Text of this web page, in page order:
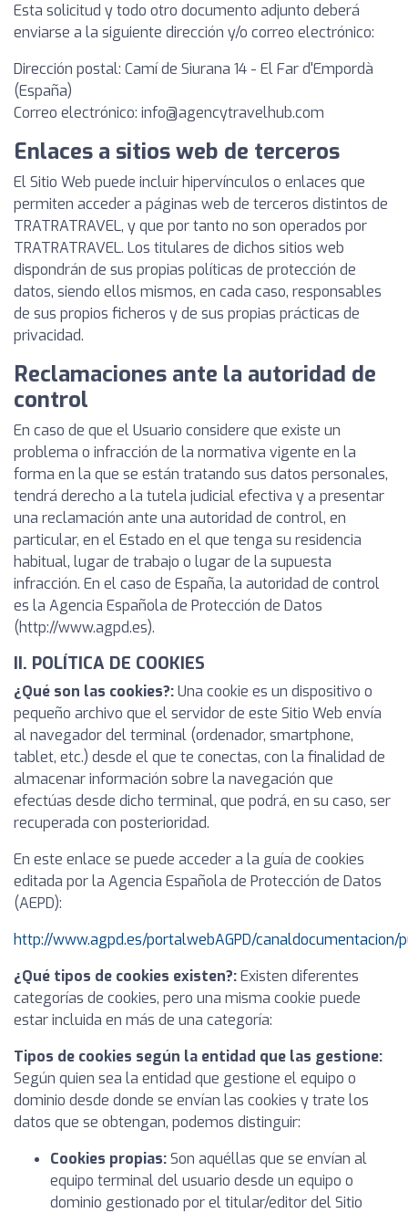
Esta solicitud y todo otro documento adjunto deberá
enviarse a la siguiente dirección y/o correo electrónico:
Dirección postal: Camí de Siurana 14 - El Far d'Empordà
(España)
Correo electrónico: info@agencytravelhub.com
Enlaces a sitios web de terceros
El Sitio Web puede incluir hipervínculos o enlaces que
permiten acceder a páginas web de terceros distintos de
TRATRATRAVEL, y que por tanto no son operados por
TRATRATRAVEL. Los titulares de dichos sitios web
dispondrán de sus propias políticas de protección de
datos, siendo ellos mismos, en cada caso, responsables
de sus propios ficheros y de sus propias prácticas de
privacidad.
Reclamaciones ante la autoridad de
control
En caso de que el Usuario considere que existe un
problema o infracción de la normativa vigente en la
forma en la que se están tratando sus datos personales,
tendrá derecho a la tutela judicial efectiva y a presentar
una reclamación ante una autoridad de control, en
particular, en el Estado en el que tenga su residencia
habitual, lugar de trabajo o lugar de la supuesta
infracción. En el caso de España, la autoridad de control
es la Agencia Española de Protección de Datos
(http://www.agpd.es).
II. POLÍTICA DE COOKIES
¿Qué son las cookies?:Una cookie es un dispositivo o
pequeño archivo que el servidor de este Sitio Web envía
al navegador del terminal (ordenador, smartphone,
tablet, etc.) desde el que te conectas, con la finalidad de
almacenar información sobre la navegación que
efectúas desde dicho terminal, que podrá, en su caso, ser
recuperada con posterioridad.
En este enlace se puede acceder a la guía de cookies
editada por la Agencia Española de Protección de Datos
(AEPD):
http://www.agpd.es/portalwebAGPD/canaldocumentacion/
¿Qué tipos de cookies existen?:Existen diferentes
categorías de cookies, pero una misma cookie puede
estar incluida en más de una categoría:
Tipos de cookies según la entidad que las gestione:
Según quien sea la entidad que gestione el equipo o
dominio desde donde se envían las cookies y trate los
datos que se obtengan, podemos distinguir:
Cookies propias:Son aquéllas que se envían al
equipo terminal del usuario desde un equipo o
dominio gestionado por el titular/editor del Sitio